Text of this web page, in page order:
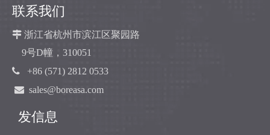
联系我们
 浙江省杭州市滨江区聚园路
9号D幢，310051
 +86 (571) 2812 0533
 sales@boreasa.com
发信息